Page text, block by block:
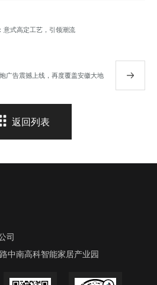
意式高定工艺，引领潮流
广告震撼上线，再度覆盖安徽大地
返回列表
司
中南高科智能家居产业园